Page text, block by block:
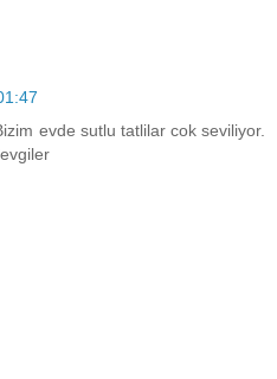
evde sutlu tatlilar cok seviliyor.